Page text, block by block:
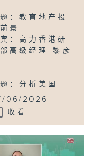
：教育地产投
景
：高力香港研
高级经理 黎彦
：分析美国...
06/2026
收看